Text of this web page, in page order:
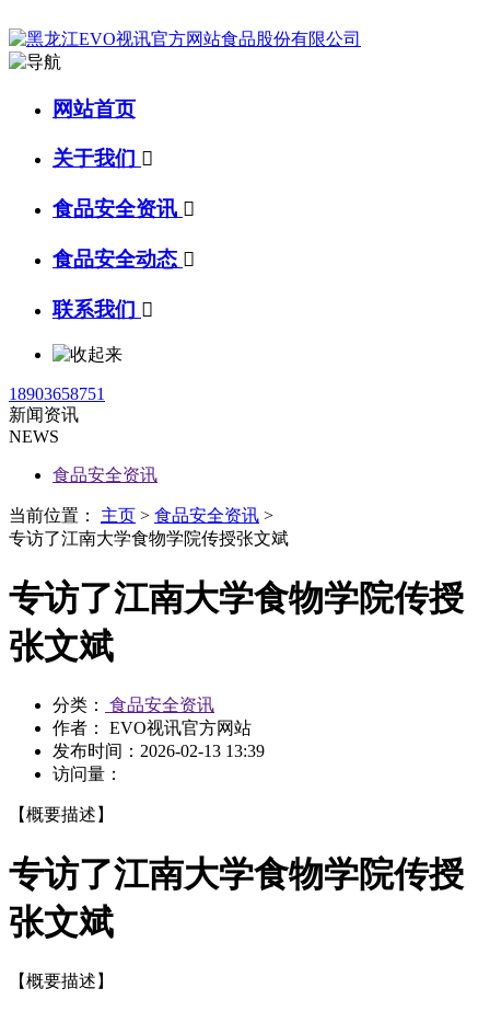
网站首页
关于我们 
食品安全资讯 
食品安全动态 
联系我们 
18903658751
新闻资讯
NEWS
食品安全资讯
当前位置： 主页 > 食品安全资讯 >
专访了江南大学食物学院传授张文斌
专访了江南大学食物学院传授
张文斌
分类：
食品安全资讯
作者： EVO视讯官方网站
发布时间： 2026-02-13 13:39
访问量：
【概要描述】
专访了江南大学食物学院传授
张文斌
【概要描述】